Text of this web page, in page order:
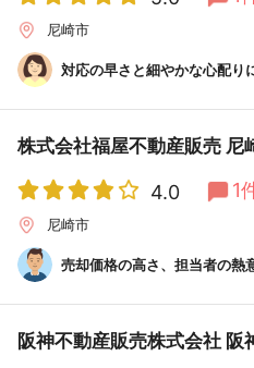
尼崎市
対応の早さと細やかな心配り
株式会社福屋不動産販売 尼
4.0 1
尼崎市
売却価格の高さ、担当者の熱
阪神不動産販売株式会社 阪